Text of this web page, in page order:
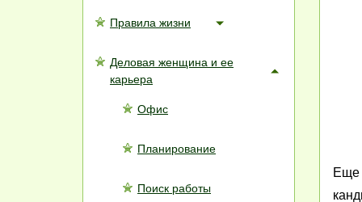
Правила жизни
Деловая женщина и ее
карьера
Офис
Планирование
Поиск работы
Еще